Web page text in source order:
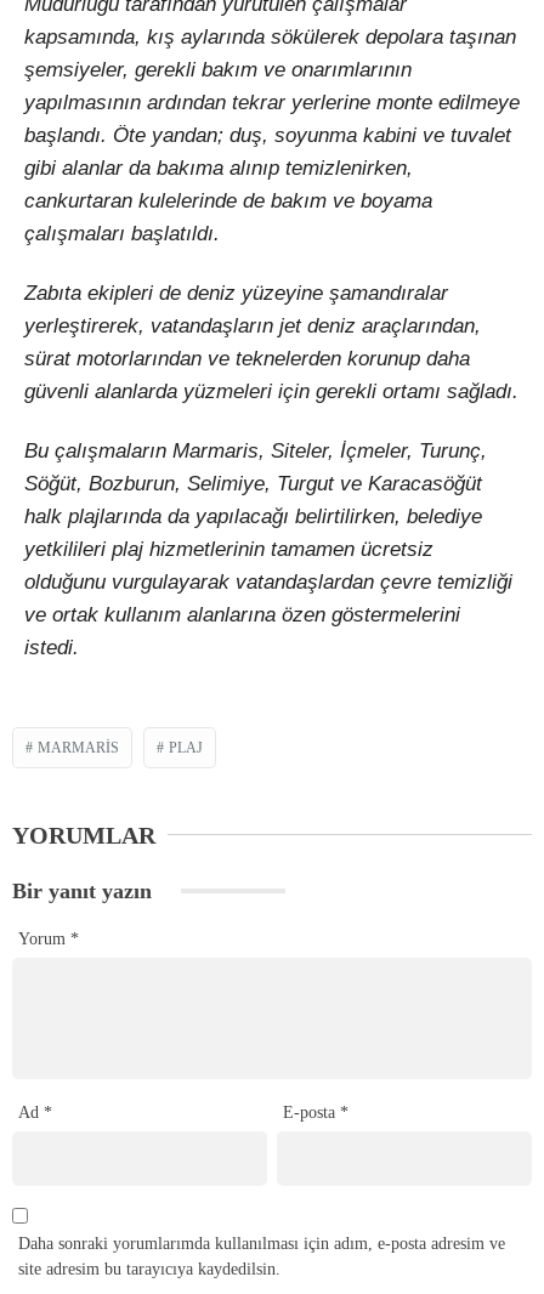
kapsamında, kış aylarında sökülerek depolara taşınan
şemsiyeler, gerekli bakım ve onarımlarının
yapılmasının ardından tekrar yerlerine monte edilmeye
başlandı. Öte yandan; duş, soyunma kabini ve tuvalet
gibi alanlar da bakıma alınıp temizlenirken,
cankurtaran kulelerinde de bakım ve boyama
çalışmaları başlatıldı.
Zabıta ekipleri de deniz yüzeyine şamandıralar
yerleştirerek, vatandaşların jet deniz araçlarından,
sürat motorlarından ve teknelerden korunup daha
güvenli alanlarda yüzmeleri için gerekli ortamı sağladı.
Bu çalışmaların Marmaris, Siteler, İçmeler, Turunç,
Söğüt, Bozburun, Selimiye, Turgut ve Karacasöğüt
halk plajlarında da yapılacağı belirtilirken, belediye
yetkilileri plaj hizmetlerinin tamamen ücretsiz
olduğunu vurgulayarak vatandaşlardan çevre temizliği
ve ortak kullanım alanlarına özen göstermelerini
istedi.
MARMARIS PLAJ
YORUMLAR
Bir yanıt yazın
Yorum *
Ad * E-posta *
Daha sonraki yorumlarımda kullanılması için adım, e-posta adresim ve
site adresim bu tarayıcıya kaydedilsin.